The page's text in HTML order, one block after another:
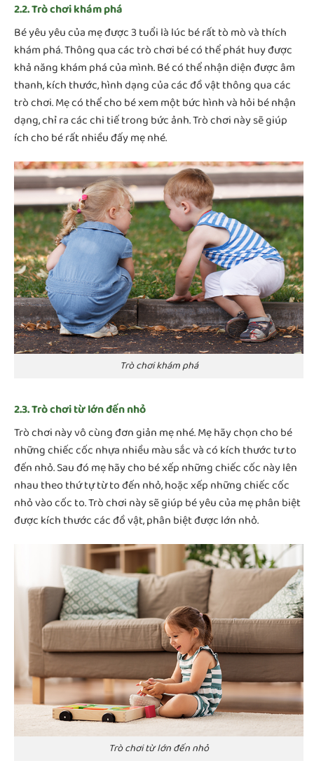
2.2. Trò chơi khám phá
Bé yêu yêu của mẹ được 3 tuổi là lúc bé rất tò mò và thích
khám phá. Thông qua các trò chơi bé có thể phát huy được
khả năng khám phá của mình. Bé có thể nhận diện được âm
thanh, kích thước, hình dạng của các đồ vật thông qua các
trò chơi. Mẹ có thể cho bé xem một bức hình và hỏi bé nhận
dạng, chỉ ra các chi tiế trong bức ảnh. Trò chơi này sẽ giúp
ích cho bé rất nhiều đấy mẹ nhé.
Trò chơi khám phá
2.3. Trò chơi từ lớn đến nhỏ
Trò chơi này vô cùng đơn giản mẹ nhé. Mẹ hãy chọn cho bé
những chiếc cốc nhựa nhiều màu sắc và có kích thước tư to
đến nhỏ. Sau đó mẹ hãy cho bé xếp những chiếc cốc này lên
nhau theo thứ tự từ to đến nhỏ, hoặc xếp những chiếc cốc
nhỏ vào cốc to. Trò chơi này sẽ giúp bé yêu của mẹ phân biệt
được kích thước các đồ vật, phân biệt được lớn nhỏ.
Trò chơi từ lớn đến nhỏ